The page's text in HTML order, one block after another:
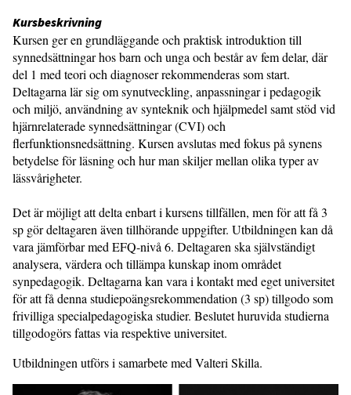
Kursbeskrivning
Kursen ger en grundläggande och praktisk introduktion till
synnedsättningar hos barn och unga och består av fem delar, där
del 1 med teori och diagnoser rekommenderas som start.
Deltagarna lär sig om synutveckling, anpassningar i pedagogik
och miljö, användning av synteknik och hjälpmedel samt stöd vid
hjärnrelaterade synnedsättningar (CVI) och
flerfunktionsnedsättning. Kursen avslutas med fokus på synens
betydelse för läsning och hur man skiljer mellan olika typer av
lässvårigheter.
Det är möjligt att delta enbart i kursens tillfällen, men för att få 3
sp gör deltagaren även tillhörande uppgifter. Utbildningen kan då
vara jämförbar med EFQ-nivå 6. Deltagaren ska självständigt
analysera, värdera och tillämpa kunskap inom området
synpedagogik. Deltagarna kan vara i kontakt med eget universitet
för att få denna studiepoängsrekommendation (3 sp) tillgodo som
frivilliga specialpedagogiska studier. Beslutet huruvida studierna
tillgodogörs fattas via respektive universitet.
Utbildningen utförs i samarbete med Valteri Skilla.